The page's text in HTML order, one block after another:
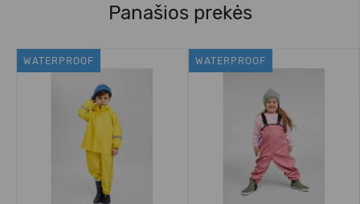
Panašios prekės
WATERPROOF WATERPROOF